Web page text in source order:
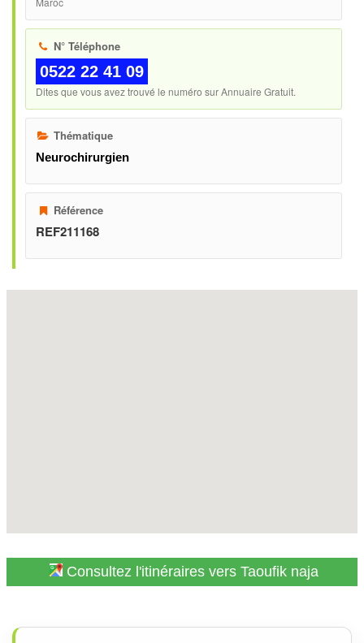
N° Téléphone
0522 22 41 09
Dites que vous avez trouvé le numéro sur Annuaire Gratuit.
Thématique
Neurochirurgien
Référence
REF211168
Consultez l'itinéraires vers Taoufik naja